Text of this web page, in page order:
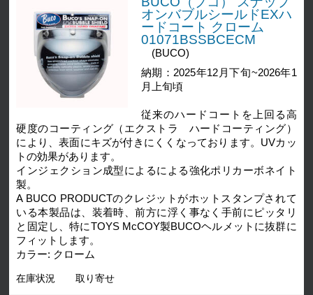
オンバブルシールドEXハ
ードコート クローム
01071BSSBCECM
(BUCO)
納期：2025年12月下旬~2026年1
月上旬頃
従来のハードコートを上回る高
硬度のコーティング（エクストラ ハードコーティング）
により、表面にキズが付きにくくなっております。UVカッ
トの効果があります。
インジェクション成型によるによる強化ポリカーボネイト
製。
A BUCO PRODUCTのクレジットがホットスタンプされて
いる本製品は、装着時、前方に浮く事なく手前にピッタリ
と固定し、特にTOYS McCOY製BUCOヘルメットに抜群に
フィットします。
カラー: クローム
在庫状況 取り寄せ